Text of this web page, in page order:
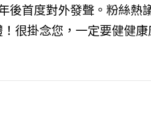
後首度對外發聲。粉絲熱
很掛念您，一定要健健